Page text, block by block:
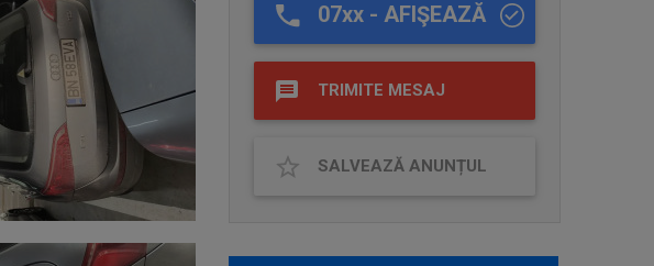
07xx - AFIŞEAZĂ
TRIMITE MESAJ
SALVEAZĂ ANUNȚUL